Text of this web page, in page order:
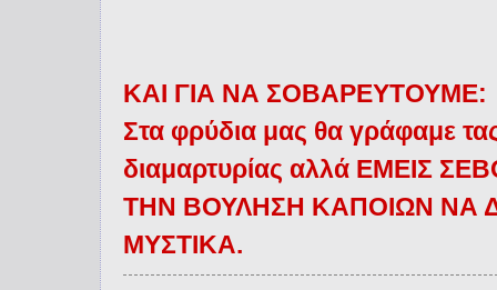
ΚΑΙ ΓΙΑ ΝΑ ΣΟΒΑΡΕΥΤΟΥΜΕ:
Στα φρύδια μας θα γράφαμε
διαμαρτυρίας αλλά ΕΜΕΙΣ
ΤΗΝ ΒΟΥΛΗΣΗ ΚΑΠΟΙΩΝ ΝΑ
ΜΥΣΤΙΚΑ.